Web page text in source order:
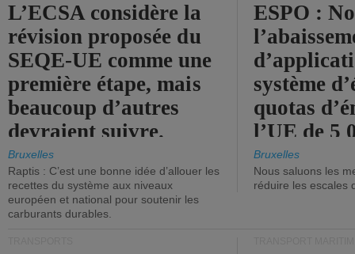
L’ECSA considère la
révision proposée du
SEQE-UE comme une
première étape, mais
beaucoup d’autres
devraient suivre.
Bruxelles
Raptis : C’est une bonne idée d’allouer les
recettes du système aux niveaux
européen et national pour soutenir les
carburants durables.
ESPO :
système
quotas
l’UE de 5
tonneaux
brute.
Bruxelles
Nous saluons les
réduire les escales